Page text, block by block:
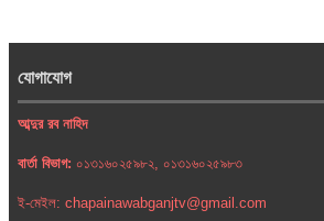
যোগাযোগ
আব্দুর রব নাহিদ
বার্তা বিভাগ: ০১৩১৬০২৫৯৮২, ০১৩১৬০২৫৯৮৩
ই-মেইল: chapainawabganjtv@gmail.com